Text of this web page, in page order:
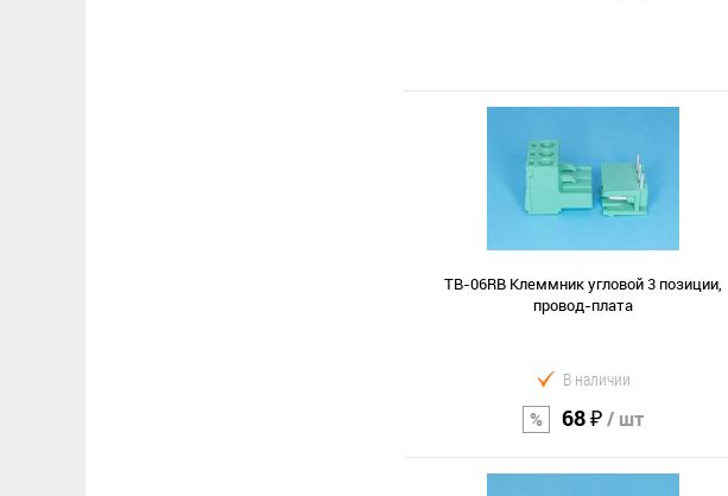
TB-06RB Клеммник угловой 3 позиции,
провод-плата
В наличии
68 ₽/ шт